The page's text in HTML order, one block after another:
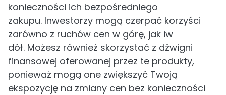
konieczności ich bezpośredniego
zakupu. Inwestorzy mogą czerpać korzyści
zarówno z ruchów cen w górę, jak iw
dół. Możesz również skorzystać z dźwigni
finansowej oferowanej przez te produkty,
ponieważ mogą one zwiększyć Twoją
ekspozycję na zmiany cen bez konieczności